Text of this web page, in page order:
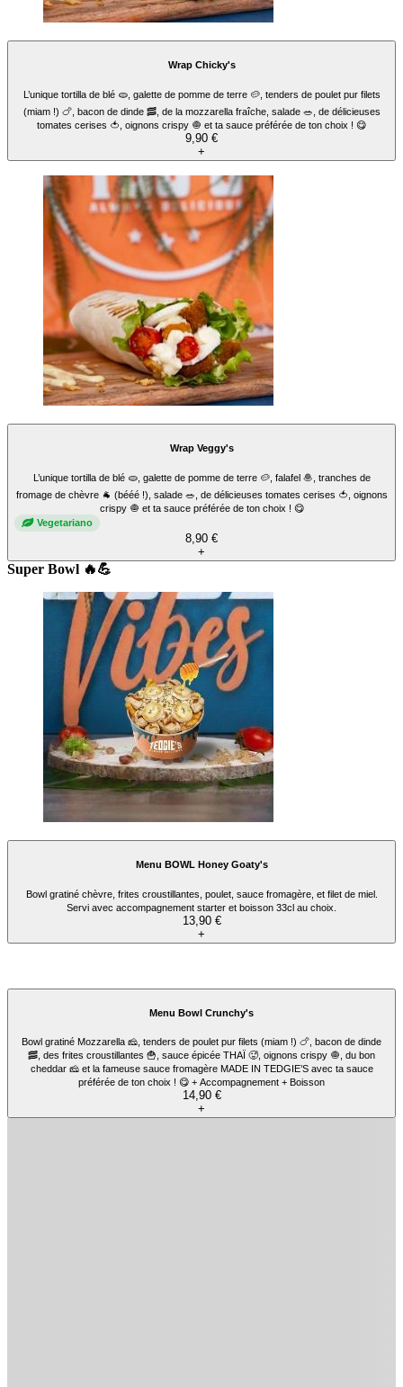
Tacos Honey'chèvre
Tacos gratiné fromage de chèvre 🐐 (bééé !) et miel 🍯, du bon poulet frais nature 🍗,
des frites croustillantes 🍟 et la fameuse sauce fromagère MADE IN TEDGIE’S avec
ta sauce préférée de ton choix. 🌟
10,90 €
+
Tacos Veggy's
Tacos gratiné mozzarella 🧀 et légumes grillés🔥, falafel 🧆, des frites croustillantes
🍟, oignons crispy 🧅, tomates 🍅 et la fameuse sauce fromagère MADE IN TEDGIE’S
avec ta sauce préférée de ton choix. 🌟
Vegetariano
10,90 €
+
Wrap Party 🌯🎉
Menu Wrap Dönery's
L’unique tortilla de blé 🫓, galette de pomme de terre 🥔, viande de kebab fraîchement
tranchées, du bon cheddar 🧀, salade 🥗, de délicieuses tomates cerises 🍅, oignons
crispy 🧅 et ta sauce préférée de ton choix ! 😋+ accompagnement + boisson
11,90 €
+